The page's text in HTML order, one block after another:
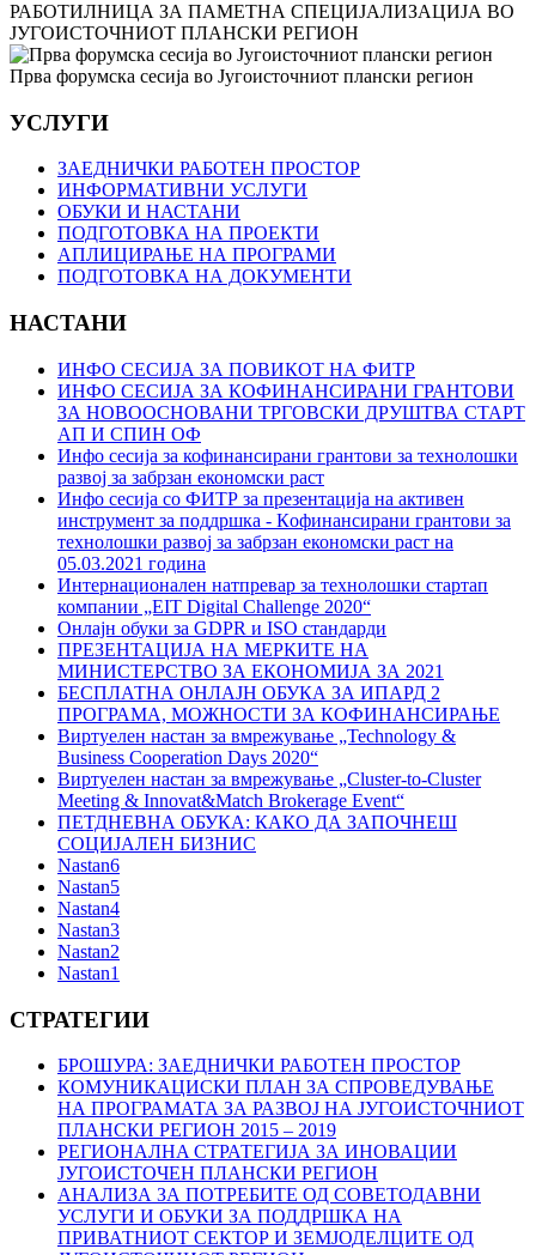
РАБОТИЛНИЦА ЗА ПАМЕТНА СПЕЦИЈАЛИЗАЦИЈА ВО
ЈУГОИСТОЧНИОТ ПЛАНСКИ РЕГИОН
Прва форумска сесија во Југоисточниот плански регион
УСЛУГИ
ЗАЕДНИЧКИ РАБОТЕН ПРОСТОР
ИНФОРМАТИВНИ УСЛУГИ
ОБУКИ И НАСТАНИ
ПОДГОТОВКА НА ПРОЕКТИ
АПЛИЦИРАЊЕ НА ПРОГРАМИ
ПОДГОТОВКА НА ДОКУМЕНТИ
НАСТАНИ
ИНФО СЕСИЈА ЗА ПОВИКОТ НА ФИТР
ИНФО СЕСИЈА ЗА КОФИНАНСИРАНИ ГРАНТОВИ
ЗА НОВООСНОВАНИ ТРГОВСКИ ДРУШТВА СТАРТ
АП И СПИН ОФ
Инфо сесија за кофинансирани грантови за технолошки
развој за забрзан економски раст
Инфо сесија со ФИТР за презентација на активен
инструмент за поддршка - Кoфинансирани грантови за
технолошки развој за забрзан економски раст на
05.03.2021 година
Интернационален натпревар за технолошки стартап
компании „EIT Digital Challenge 2020“
Онлајн обуки за GDPR и ISO стандарди
ПРЕЗЕНТАЦИЈА НА МЕРКИТЕ НА
МИНИСТЕРСТВО ЗА ЕКОНОМИЈА ЗА 2021
БЕСПЛАТНА ОНЛАЈН ОБУКА ЗА ИПАРД 2
ПРОГРАМА, МОЖНОСТИ ЗА КОФИНАНСИРАЊЕ
Виртуелен настан за вмрежување „Technology &
Business Cooperation Days 2020“
Виртуелен настан за вмрежување „Cluster-to-Cluster
Meeting & Innovat&Match Brokerage Event“
ПЕТДНЕВНА ОБУКА: КАКО ДА ЗАПОЧНЕШ
СОЦИЈАЛЕН БИЗНИС
Nastan6
Nastan5
Nastan4
Nastan3
Nastan2
Nastan1
СТРАТЕГИИ
БРОШУРА: ЗАЕДНИЧКИ РАБОТЕН ПРОСТОР
КОМУНИКАЦИСКИ ПЛАН ЗА СПРОВЕДУВАЊЕ
НА ПРОГРАМАТА ЗА РАЗВОЈ НА ЈУГОИСТОЧНИОТ
ПЛАНСКИ РЕГИОН 2015 – 2019
РЕГИОНАЛНA СТРАТЕГИЈА ЗА ИНОВАЦИИ
ЈУГОИСТОЧЕН ПЛАНСКИ РЕГИОН
АНАЛИЗА ЗА ПОТРЕБИТЕ ОД СОВЕТОДАВНИ
УСЛУГИ И ОБУКИ ЗА ПОДДРШКА НА
ПРИВАТНИОТ СЕКТОР И ЗЕМЈОДЕЛЦИТЕ ОД